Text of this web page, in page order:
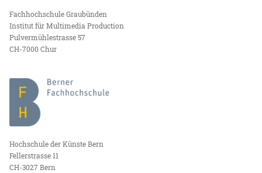
Fachhochschule Graubünden
Institut für Multimedia Production
Pulvermühlestrasse 57
CH-7000 Chur
Hochschule der Künste Bern
Fellerstrasse 11
CH-3027 Bern